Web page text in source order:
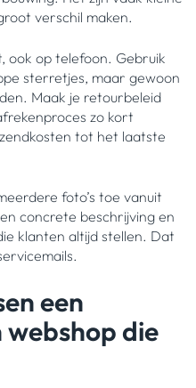
verschil maken.
ook op telefoon. Gebruik
sterretjes, maar gewoon
Maak je retourbeleid
zo kort
tot het laatste
foto’s toe vanuit
concrete beschrijving en
klanten altijd stellen. Dat
een
webshop die